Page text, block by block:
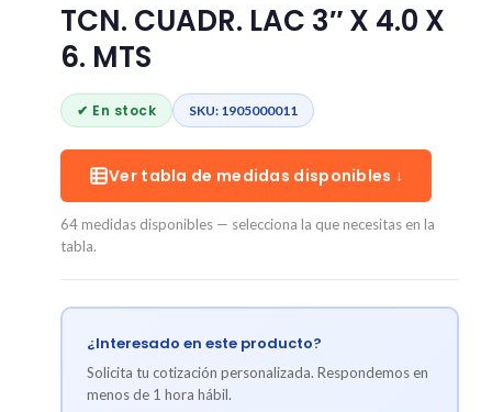
TCN. CUADR. LAC 3″ X 4.0 X
6. MTS
✔ En stock SKU: 1905000011
Ver tabla de medidas disponibles ↓
64 medidas disponibles — selecciona la que necesitas en la
tabla.
¿Interesado en este producto?
Solicita tu cotización personalizada. Respondemos en
menos de 1 hora hábil.